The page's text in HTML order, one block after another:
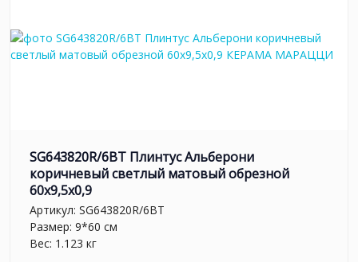
SG643820R/6BT Плинтус Альберони
коричневый светлый матовый обрезной
60x9,5x0,9
Артикул: SG643820R/6BT
Размер: 9*60 см
Вес: 1.123 кг